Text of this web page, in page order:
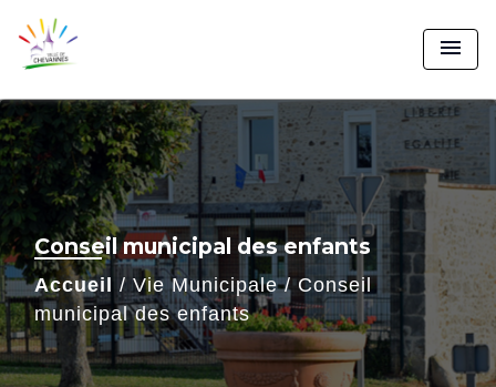
menu
Conseil municipal des enfants
Accueil / Vie Municipale/Conseil
municipal des enfants